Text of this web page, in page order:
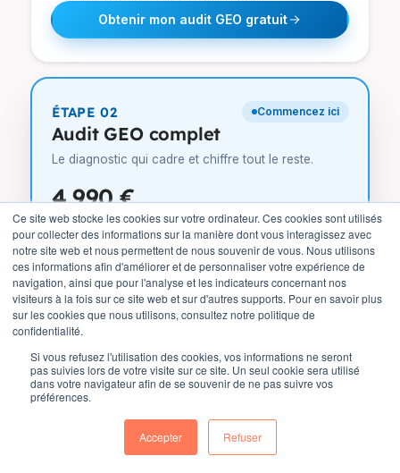
Ce site web stocke les cookies sur votre ordinateur. Ces cookies sont utilisés
pour collecter des informations sur la manière dont vous interagissez avec
notre site web et nous permettent de nous souvenir de vous. Nous utilisons
ces informations afin d'améliorer et de personnaliser votre expérience de
navigation, ainsi que pour l'analyse et les indicateurs concernant nos
visiteurs à la fois sur ce site web et sur d'autres supports. Pour en savoir plus
sur les cookies que nous utilisons, consultez notre politique de
confidentialité.
Si vous refusez l'utilisation des cookies, vos informations ne seront
pas suivies lors de votre visite sur ce site. Un seul cookie sera utilisé
dans votre navigateur afin de se souvenir de ne pas suivre vos
préférences.
Accepter Refuser
Obtenir mon audit GEO gratuit
ÉTAPE 02 Commencez ici
Audit GEO complet
Le diagnostic qui cadre et chiffre tout le reste.
4 990 €
livré en 7 jours · sur vos données réelles
Le scan complet des 105 critères en 15
catégories pondérées, branché sur votre
Search Console, GA4 et SEMrush
100+ vraies requêtes d’acheteurs, rejouées
trois fois sur 5 moteurs IA et comparées à 3 à
5 concurrents
Analyse page par page de tout votre Content
Hub, et vos écarts de contenu face aux
concurrents
présentés en debrief — le plan vous
appartient, avec ou sans nous